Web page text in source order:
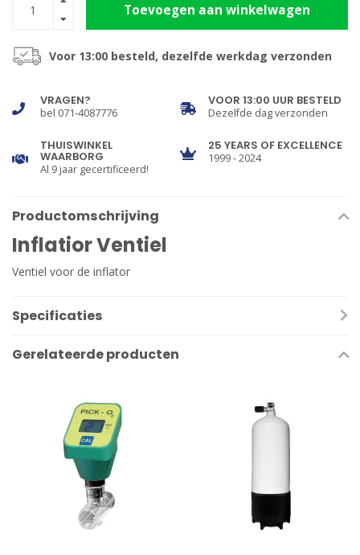
Toevoegen aan winkelwagen
Voor 13:00 besteld, dezelfde werkdag verzonden
VRAGEN?
bel 071-4087776
VOOR 13:00 UUR BESTELD
Dezelfde dag verzonden
THUISWINKEL
WAARBORG
Al 9 jaar gecertificeerd!
25 YEARS OF EXCELLENCE
1999 - 2024
Productomschrijving
Inflatior Ventiel
Ventiel voor de inflator
Specificaties
Gerelateerde producten